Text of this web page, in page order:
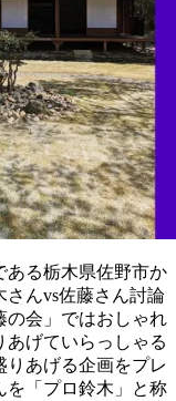
ある栃木県佐野市か
さんvs佐藤さん討論
の会」ではおしゃれ
あげていらっしゃる
あげる企画をプレ
を「プロ鈴木」と称